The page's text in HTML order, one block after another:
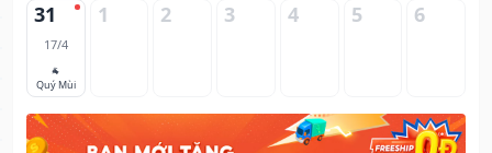
31
17/4
🐐
Quý Mùi
1 2 3 4 5 6